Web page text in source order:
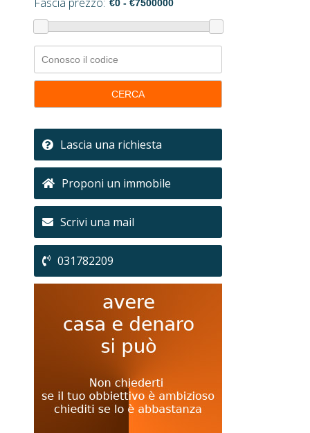
Fascia prezzo:
CERCA
Lascia una richiesta
Proponi un immobile
Scrivi una mail
031782209